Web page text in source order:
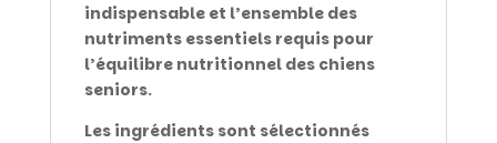
indispensable et l’ensemble des
nutriments essentiels requis pour
l’équilibre nutritionnel des chiens
seniors.
Les ingrédients sont sélectionnés